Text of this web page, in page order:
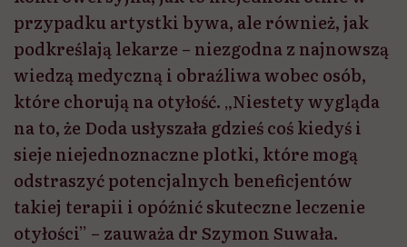
przypadku artystki bywa, ale również, jak
podkreślają lekarze – niezgodna z najnowszą
wiedzą medyczną i obraźliwa wobec osób,
które chorują na otyłość. „Niestety wygląda
na to, że Doda usłyszała gdzieś coś kiedyś i
sieje niejednoznaczne plotki, które mogą
odstraszyć potencjalnych beneficjentów
takiej terapii i opóźnić skuteczne leczenie
otyłości” – zauważa dr Szymon Suwała.